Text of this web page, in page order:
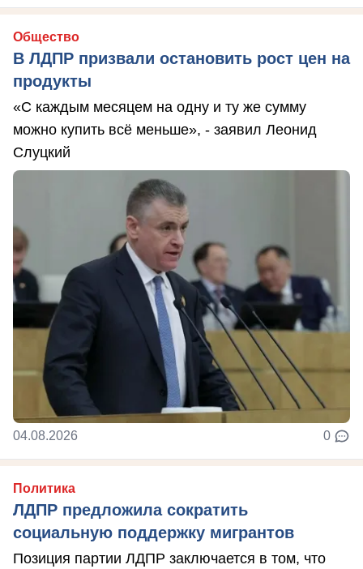
Общество
В ЛДПР призвали остановить рост цен на
продукты
«С каждым месяцем на одну и ту же сумму
можно купить всё меньше», - заявил Леонид
Слуцкий
04.08.2026 0
Политика
ЛДПР предложила сократить
социальную поддержку мигрантов
Позиция партии ЛДПР заключается в том, что